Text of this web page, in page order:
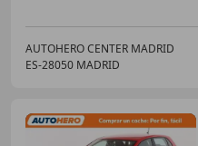
AUTOHERO CENTER MADRID
ES-28050 MADRID